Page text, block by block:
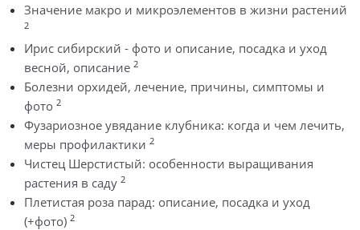
Значение макро и микроэлементов в жизни растений
2
Ирис сибирский - фото и описание, посадка и уход
весной, описание 2
Болезни орхидей, лечение, причины, симптомы и
фото 2
Фузариозное увядание клубника: когда и чем лечить,
меры профилактики 2
Чистец Шерстистый: особенности выращивания
растения в саду 2
Плетистая роза парад: описание, посадка и уход
(+фото) 2